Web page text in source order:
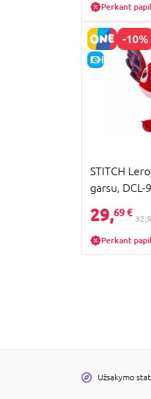
Perkant
-10%
E-KAINA
STITCH
garsu, DCL-
29,69 €
Perkant
Užsakymo